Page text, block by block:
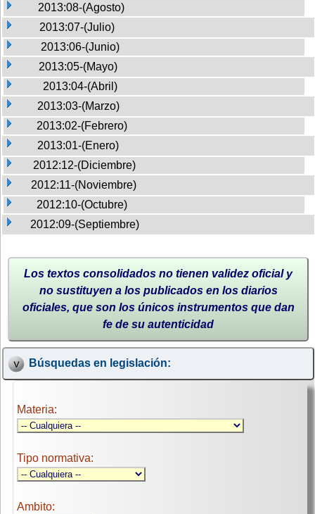
2013:08-(Agosto)
2013:07-(Julio)
2013:06-(Junio)
2013:05-(Mayo)
2013:04-(Abril)
2013:03-(Marzo)
2013:02-(Febrero)
2013:01-(Enero)
2012:12-(Diciembre)
2012:11-(Noviembre)
2012:10-(Octubre)
2012:09-(Septiembre)
Los textos consolidados no tienen validez oficial y
no sustituyen a los publicados en los diarios
oficiales, que son los únicos instrumentos que dan
fe de su autenticidad
Búsquedas en legislación:
Materia:
Tipo normativa:
Ambito: